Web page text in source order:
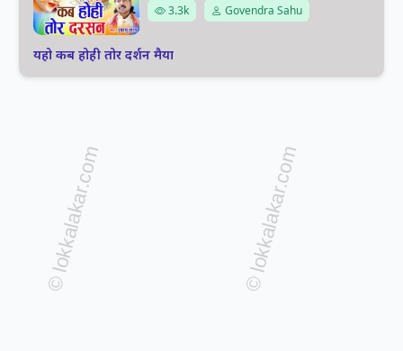
3.3k
Govendra Sahu
यहो कब होही तोर दर्शन मैया